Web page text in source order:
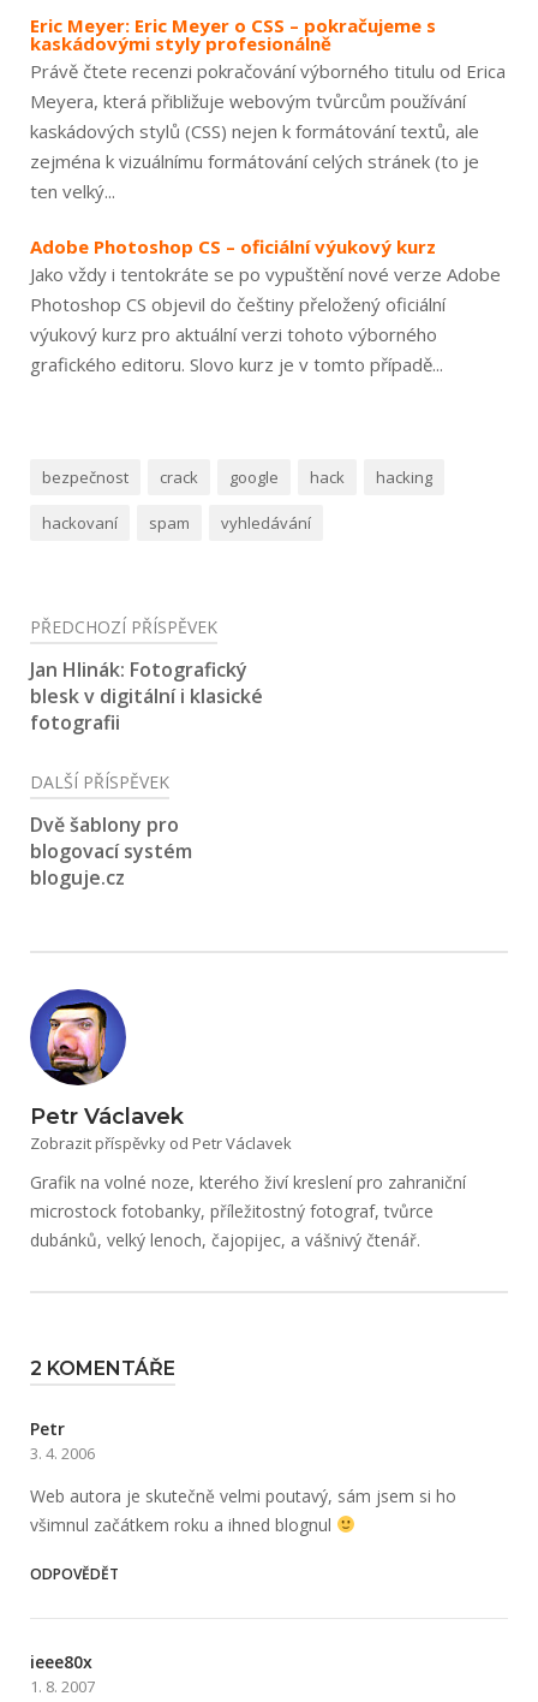
Eric Meyer: Eric Meyer o CSS – pokračujeme s
kaskádovými styly profesionálně
Právě čtete recenzi pokračování výborného titulu od Erica
Meyera, která přibližuje webovým tvůrcům používání
kaskádových stylů (CSS) nejen k formátování textů, ale
zejména k vizuálnímu formátování celých stránek (to je
ten velký...
Adobe Photoshop CS – oficiální výukový kurz
Jako vždy i tentokráte se po vypuštění nové verze Adobe
Photoshop CS objevil do češtiny přeložený oficiální
výukový kurz pro aktuální verzi tohoto výborného
grafického editoru. Slovo kurz je v tomto případě...
bezpečnost crack google hack hacking
hackovaní spam vyhledávání
Navigace
pro
příspěvek
PŘEDCHOZÍ PŘÍSPĚVEK
Jan Hlinák: Fotografický
blesk v digitální i klasické
fotografii
DALŠÍ PŘÍSPĚVEK
Dvě šablony pro
blogovací systém
bloguje.cz
Petr Václavek
Zobrazit příspěvky od Petr Václavek
Grafik na volné noze, kterého živí kreslení pro zahraniční
microstock fotobanky, příležitostný fotograf, tvůrce
dubánků, velký lenoch, čajopijec, a vášnivý čtenář.
2 KOMENTÁŘE
Petr
3. 4. 2006
Web autora je skutečně velmi poutavý, sám jsem si ho
všimnul začátkem roku a ihned blognul
ODPOVĚDĚT
ieee80x
1. 8. 2007